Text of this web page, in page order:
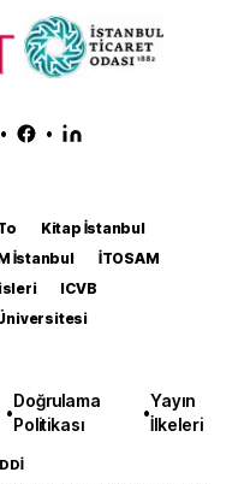
• •
Kitap İstanbul
İstanbul
İTOSAM
ICVB
•
Doğrulama
Politikası
•
Yayın
İlkeleri